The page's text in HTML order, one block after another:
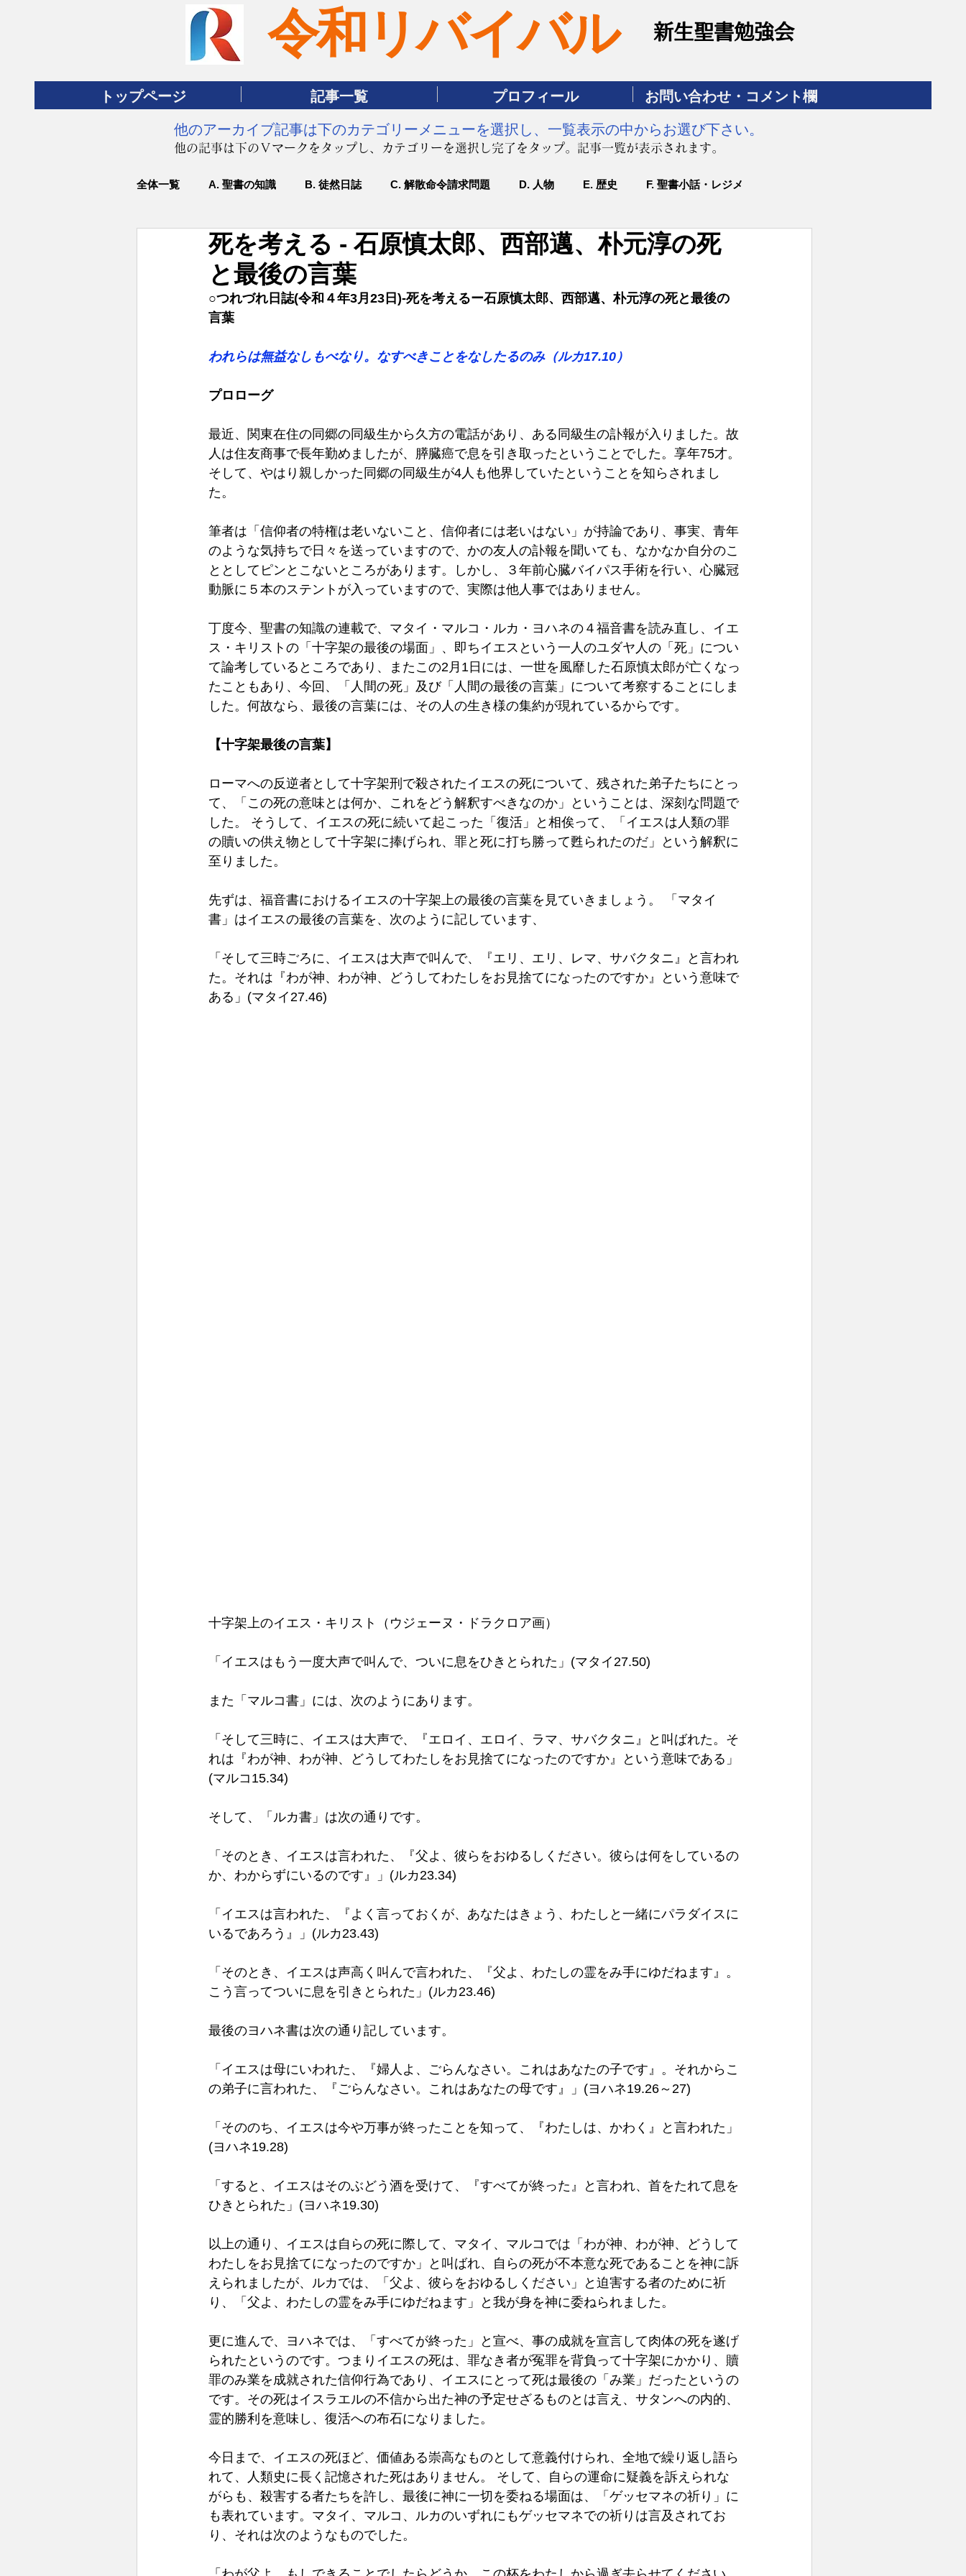
令和リバイバル ​新生聖書勉強会
トップページ 記事一覧 プロフィール お問い合わせ・コメント欄
​他のアーカイブ記事は下のカテゴリーメニューを選択し、一覧表示の中からお選び下さい。
​他の記事は下のＶマークをタップし、カテゴリーを選択し完了をタップ。記事一覧が表示されます。
全体一覧 A. 聖書の知識 B. 徒然日誌 C. 解散命令請求問題 D. 人物 E. 歴史 F. 聖書小話・レジメ
死を考える - 石原慎太郎、西部邁、朴元淳の死
と最後の言葉
○つれづれ日誌(令和４年3月23日)-死を考えるー石原慎太郎、西部邁、朴元淳の死と最後の
言葉
われらは無益なしもべなり。なすべきことをなしたるのみ（ルカ17.10）
プロローグ
最近、関東在住の同郷の同級生から久方の電話があり、ある同級生の訃報が入りました。故
人は住友商事で長年勤めましたが、膵臓癌で息を引き取ったということでした。享年75才。
そして、やはり親しかった同郷の同級生が4人も他界していたということを知らされまし
た。
筆者は「信仰者の特権は老いないこと、信仰者には老いはない」が持論であり、事実、青年
のような気持ちで日々を送っていますので、かの友人の訃報を聞いても、なかなか自分のこ
ととしてピンとこないところがあります。しかし、３年前心臓バイパス手術を行い、心臓冠
動脈に５本のステントが入っていますので、実際は他人事ではありません。
丁度今、聖書の知識の連載で、マタイ・マルコ・ルカ・ヨハネの４福音書を読み直し、イエ
ス・キリストの「十字架の最後の場面」、即ちイエスという一人のユダヤ人の「死」につい
て論考しているところであり、またこの2月1日には、一世を風靡した石原慎太郎が亡くなっ
たこともあり、今回、「人間の死」及び「人間の最後の言葉」について考察することにしま
した。何故なら、最後の言葉には、その人の生き様の集約が現れているからです。
【十字架最後の言葉】
ローマへの反逆者として十字架刑で殺されたイエスの死について、残された弟子たちにとっ
て、「この死の意味とは何か、これをどう解釈すべきなのか」ということは、深刻な問題で
した。 そうして、イエスの死に続いて起こった「復活」と相俟って、「イエスは人類の罪
の贖いの供え物として十字架に捧げられ、罪と死に打ち勝って甦られたのだ」という解釈に
至りました。
先ずは、福音書におけるイエスの十字架上の最後の言葉を見ていきましょう。 「マタイ
書」はイエスの最後の言葉を、次のように記しています、
「そして三時ごろに、イエスは大声で叫んで、『エリ、エリ、レマ、サバクタニ』と言われ
た。それは『わが神、わが神、どうしてわたしをお見捨てになったのですか』という意味で
ある」(マタイ27.46)
十字架上のイエス・キリスト（ウジェーヌ・ドラクロア画）
「イエスはもう一度大声で叫んで、ついに息をひきとられた」(マタイ27.50)
また「マルコ書」には、次のようにあります。
「そして三時に、イエスは大声で、『エロイ、エロイ、ラマ、サバクタニ』と叫ばれた。そ
れは『わが神、わが神、どうしてわたしをお見捨てになったのですか』という意味である」
(マルコ15.34)
そして、「ルカ書」は次の通りです。
「そのとき、イエスは言われた、『父よ、彼らをおゆるしください。彼らは何をしているの
か、わからずにいるのです』」(ルカ23.34)
「イエスは言われた、『よく言っておくが、あなたはきょう、わたしと一緒にパラダイスに
いるであろう』」(ルカ23.43)
「そのとき、イエスは声高く叫んで言われた、『父よ、わたしの霊をみ手にゆだねます』。
こう言ってついに息を引きとられた」(ルカ23.46)
最後のヨハネ書は次の通り記しています。
「イエスは母にいわれた、『婦人よ、ごらんなさい。これはあなたの子です』。それからこ
の弟子に言われた、『ごらんなさい。これはあなたの母です』」(ヨハネ19.26～27)
「そののち、イエスは今や万事が終ったことを知って、『わたしは、かわく』と言われた」
(ヨハネ19.28)
「すると、イエスはそのぶどう酒を受けて、『すべてが終った』と言われ、首をたれて息を
ひきとられた」(ヨハネ19.30)
以上の通り、イエスは自らの死に際して、マタイ、マルコでは「わが神、わが神、どうして
わたしをお見捨てになったのですか」と叫ばれ、自らの死が不本意な死であることを神に訴
えられましたが、ルカでは、「父よ、彼らをおゆるしください」と迫害する者のために祈
り、「父よ、わたしの霊をみ手にゆだねます」と我が身を神に委ねられました。
更に進んで、ヨハネでは、「すべてが終った」と宣べ、事の成就を宣言して肉体の死を遂げ
られたというのです。つまりイエスの死は、罪なき者が冤罪を背負って十字架にかかり、贖
罪のみ業を成就された信仰行為であり、イエスにとって死は最後の「み業」だったというの
です。その死はイスラエルの不信から出た神の予定せざるものとは言え、サタンへの内的、
霊的勝利を意味し、復活への布石になりました。
今日まで、イエスの死ほど、価値ある崇高なものとして意義付けられ、全地で繰り返し語ら
れて、人類史に長く記憶された死はありません。 そして、自らの運命に疑義を訴えられな
がらも、殺害する者たちを許し、最後に神に一切を委ねる場面は、「ゲッセマネの祈り」に
も表れています。マタイ、マルコ、ルカのいずれにもゲッセマネでの祈りは言及されてお
り、それは次のようなものでした。